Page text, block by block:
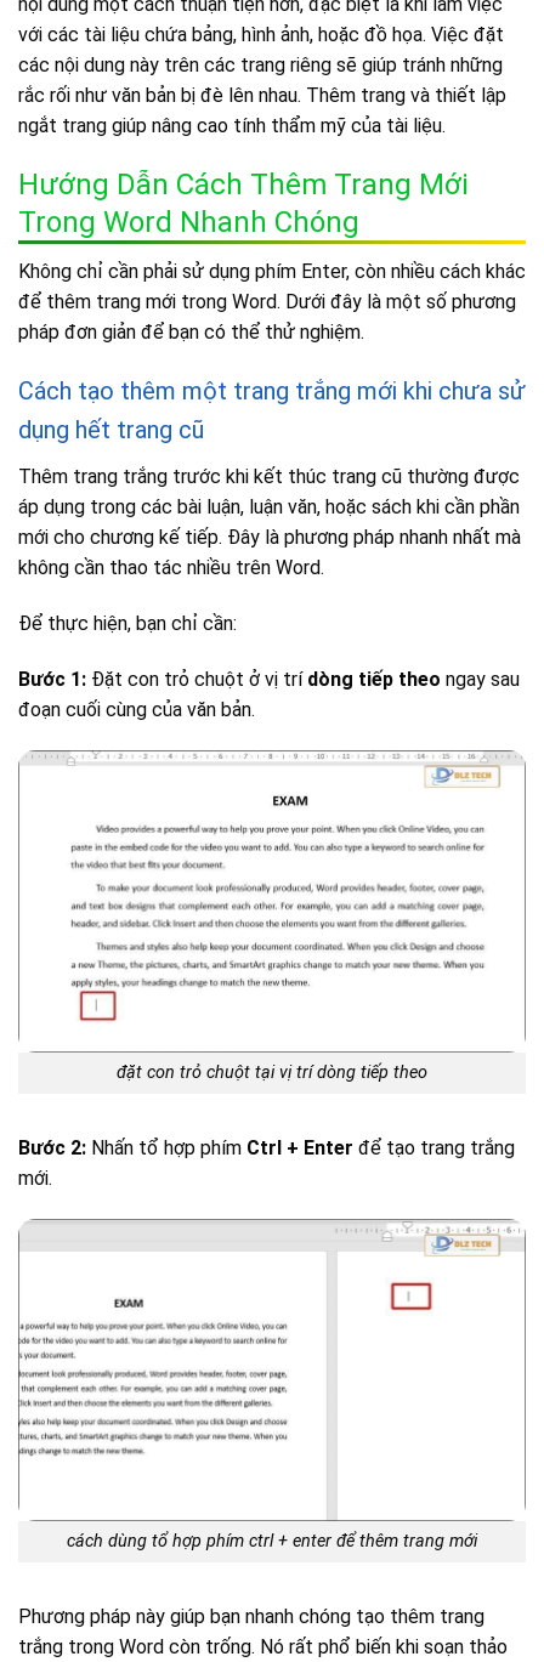
với các tài liệu chứa bảng, hình ảnh, hoặc đồ họa. Việc đặt
các nội dung này trên các trang riêng sẽ giúp tránh những
rắc rối như văn bản bị đè lên nhau. Thêm trang và thiết lập
ngắt trang giúp nâng cao tính thẩm mỹ của tài liệu.
Hướng Dẫn Cách Thêm Trang Mới
Trong Word Nhanh Chóng
Không chỉ cần phải sử dụng phím Enter, còn nhiều cách khác
để thêm trang mới trong Word. Dưới đây là một số phương
pháp đơn giản để bạn có thể thử nghiệm.
Cách tạo thêm một trang trắng mới khi chưa sử
dụng hết trang cũ
Thêm trang trắng trước khi kết thúc trang cũ thường được
áp dụng trong các bài luận, luận văn, hoặc sách khi cần phần
mới cho chương kế tiếp. Đây là phương pháp nhanh nhất mà
không cần thao tác nhiều trên Word.
Để thực hiện, bạn chỉ cần:
Bước 1: Đặt con trỏ chuột ở vị trí dòng tiếp theo ngay sau
đoạn cuối cùng của văn bản.
đặt con trỏ chuột tại vị trí dòng tiếp theo
Bước 2: Nhấn tổ hợp phím Ctrl + Enter để tạo trang trắng
mới.
cách dùng tổ hợp phím ctrl + enter để thêm trang mới
Phương pháp này giúp bạn nhanh chóng tạo thêm trang
trắng trong Word còn trống. Nó rất phổ biến khi soạn thảo